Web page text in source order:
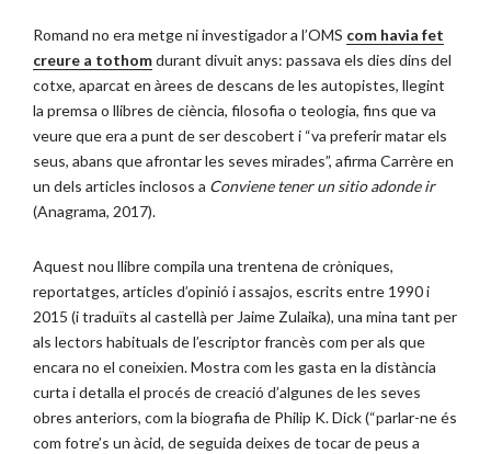
Romand no era metge ni investigador a l’OMS com havia fet
creure a tothomdurant divuit anys: passava els dies dins del
cotxe, aparcat en àrees de descans de les autopistes, llegint
la premsa o llibres de ciència, filosofia o teologia, fins que va
veure que era a punt de ser descobert i “va preferir matar els
seus, abans que afrontar les seves mirades”, afirma Carrère en
un dels articles inclosos a Conviene tener un sitio adonde ir
(Anagrama, 2017).
Aquest nou llibre compila una trentena de cròniques,
reportatges, articles d’opinió i assajos, escrits entre 1990 i
2015 (i traduïts al castellà per Jaime Zulaika), una mina tant per
als lectors habituals de l’escriptor francès com per als que
encara no el coneixien. Mostra com les gasta en la distància
curta i detalla el procés de creació d’algunes de les seves
obres anteriors, com la biografia de Philip K. Dick (“parlar-ne és
com fotre’s un àcid, de seguida deixes de tocar de peus a